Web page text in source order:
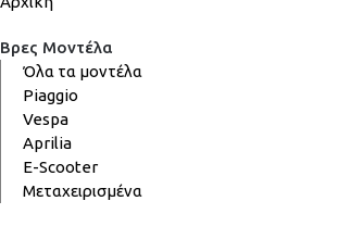
Βρες Μοντέλα
Όλα τα μοντέλα
Piaggio
Vespa
Aprilia
E-Scooter
Μεταχειρισμένα